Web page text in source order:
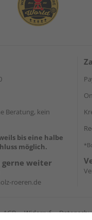
Beratung, kein
bis eine halbe
möglich.
weiter
roeren.de
AGB Widerruf